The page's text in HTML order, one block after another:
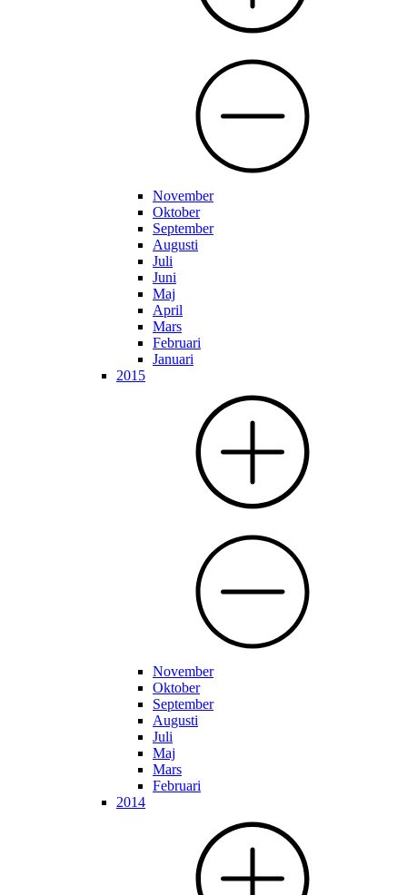
November
Oktober
September
Augusti
Juli
Juni
Maj
April
Mars
Februari
Januari
2015
November
Oktober
September
Augusti
Juli
Maj
Mars
Februari
2014